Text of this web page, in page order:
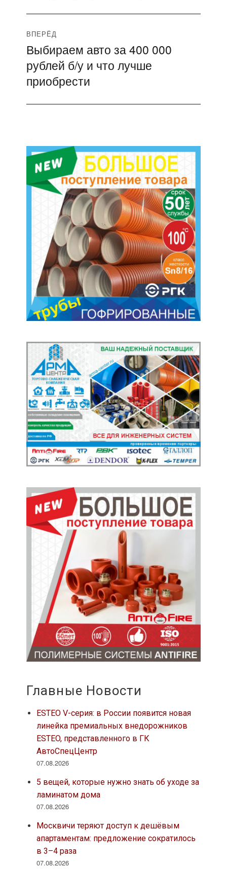
ВПЕРЁД
Следующая
запись:
Выбираем авто за 400 000
рублей б/у и что лучше
приобрести
Главные Новости
ESTEO V-серия: в России появится новая
линейка премиальных внедорожников
ESTEO, представленного в ГК
АвтоСпецЦентр
07.08.2026
5 вещей, которые нужно знать об уходе за
ламинатом дома
07.08.2026
Москвичи теряют доступ к дешёвым
апартаментам: предложение сократилось
в 3–4 раза
07.08.2026